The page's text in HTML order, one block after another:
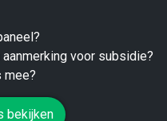
voor subsidie?
mee?
bekijken